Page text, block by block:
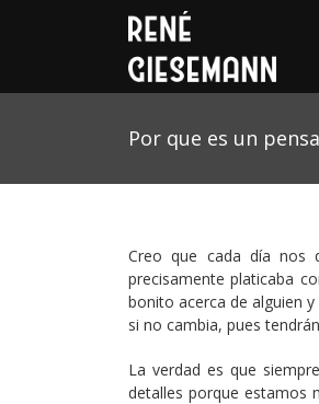
Por que es un
Creo que cada día nos
precisamente platicaba
bonito acerca de alguien
si no cambia, pues
La verdad es que
detalles porque estamos